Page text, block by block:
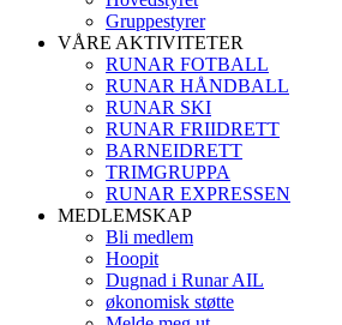
Gruppestyrer
VÅRE AKTIVITETER
RUNAR FOTBALL
RUNAR HÅNDBALL
RUNAR SKI
RUNAR FRIIDRETT
BARNEIDRETT
TRIMGRUPPA
RUNAR EXPRESSEN
MEDLEMSKAP
Bli medlem
Hoopit
Dugnad i Runar AIL
økonomisk støtte